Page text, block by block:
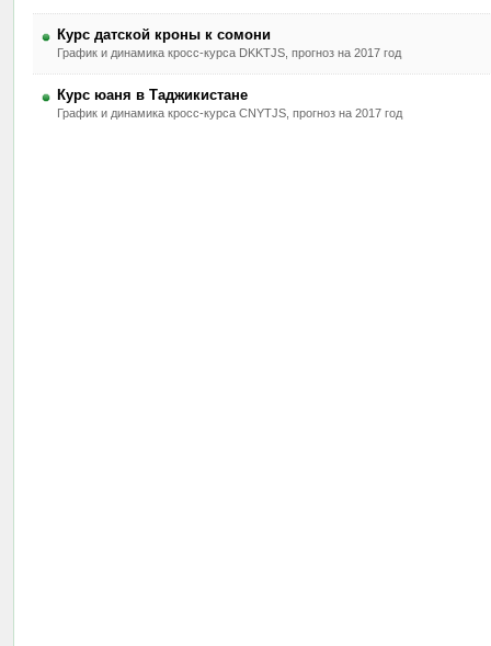
Курс датской кроны к сомони
График и динамика кросс-курса DKKTJS, прогноз на 2017 год
Курс юаня в Таджикистане
График и динамика кросс-курса CNYTJS, прогноз на 2017 год